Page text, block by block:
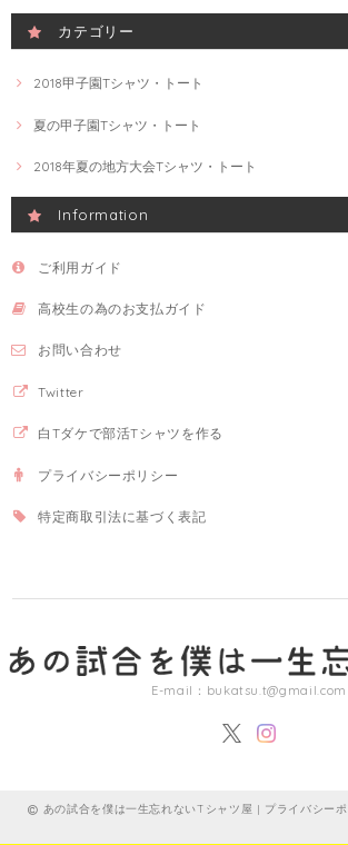
カテゴリー
2018甲子園Tシャツ・トート
夏の甲子園Tシャツ・トート
2018年夏の地方大会Tシャツ・トート
Information
ご利用ガイド
高校生の為のお支払ガイド
お問い合わせ
Twitter
白Tダケで部活Tシャツを作る
プライバシーポリシー
特定商取引法に基づく表記
E-mail： bukatsu.t@gmail.com
あの試合を僕は一生忘れないTシャツ屋 | プライバシー